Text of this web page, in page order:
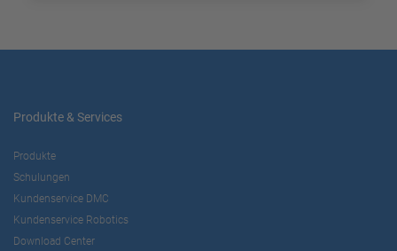
Produkte & Services
Produkte
Schulungen
Kundenservice DMC
Kundenservice Robotics
Download Center